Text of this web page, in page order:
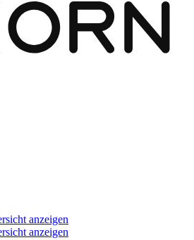
anzeigen
anzeigen